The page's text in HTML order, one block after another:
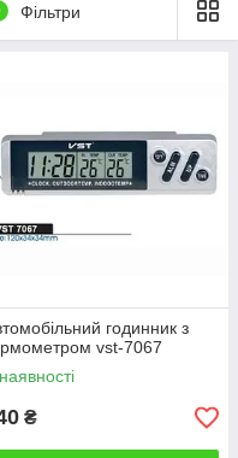
Фільтри
годинник з
vst-7067
₴